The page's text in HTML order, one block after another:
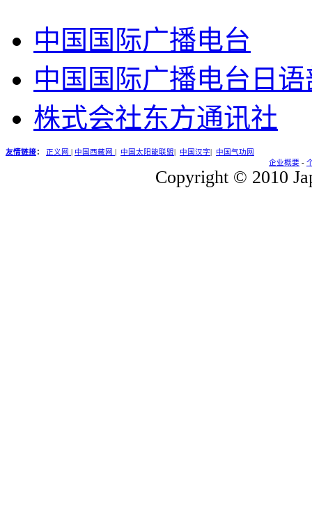
中国国际广播电台
中国国际广播电台日语
株式会社东方通讯社
友情链接： 正义网 中国西藏网 中国太阳能联盟 中国汉字
中国气功网
企业概要 -
Copyright © 2010